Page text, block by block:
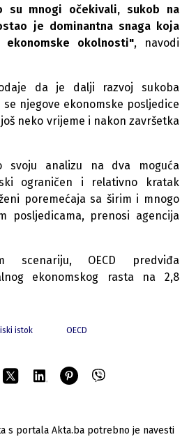
su mnogi očekivali, sukob na
je dominantna snaga koja
okolnosti", navodi
da je dalji razvoj sukoba
njegove ekonomske posljedice
neko vrijeme i nakon završetka
svoju analizu na dva moguća
ograničen i relativno kratak
poremećaja sa širim i mnogo
posljedicama, prenosi agencija
scenariju, OECD predviđa
ekonomskog rasta na 2,8
istok OECD
s portala Akta.ba potrebno je navesti